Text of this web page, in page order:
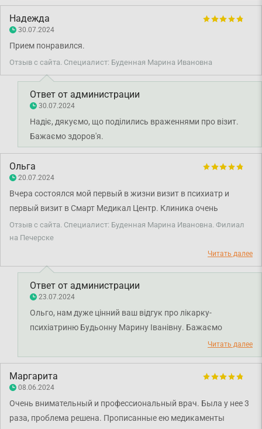
Надежда
30.07.2024
Прием понравился.
Отзыв с сайта. Специалист: Буденная Марина Ивановна
Ответ от администрации
30.07.2024
Надіє, дякуємо, що поділились враженнями про візит.
Бажаємо здоров'я.
Ольга
20.07.2024
Вчера состоялся мой первый в жизни визит в психиатр и
первый визит в Смарт Медикал Центр. Клиника очень
современная, аккуратная, с приветливым персоналом. Можно
даже чай/кофе себе бесплатно сделать :) Относительно
Буденной Марины Ивановны очень приятный внимательный
врач. Мы пообщались в спокойной дружеской обстановке,
мне был установлен диагноз, прописан лекарство. Я осталась
довольна визитом) После этого у меня поднялось настроение.
Отзыв с сайта. Специалист: Буденная Марина Ивановна. Филиал
на Печерске
Читать далее
Ответ от администрации
23.07.2024
Ольго, нам дуже цінний ваш відгук про лікарку-
психіатриню Будьонну Марину Іванівну. Бажаємо
Читать далее
Маргарита
08.06.2024
Очень внимательный и профессиональный врач. Была у нее 3
раза, проблема решена. Прописанные ею медикаменты